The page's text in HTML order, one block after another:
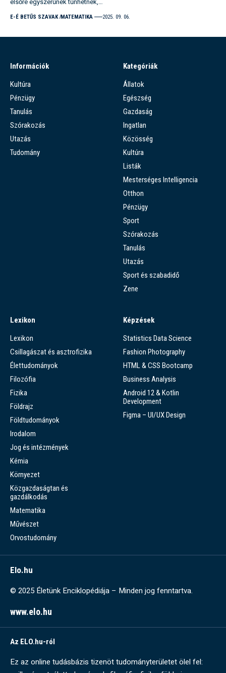
E-É BETŰS SZAVAK MATEMATIKA 2025. 09. 06.
Információk
Kultúra
Pénzügy
Tanulás
Szórakozás
Utazás
Tudomány
Kategóriák
Állatok
Egészség
Gazdaság
Ingatlan
Közösség
Kultúra
Listák
Mesterséges Intelligencia
Otthon
Pénzügy
Sport
Szórakozás
Tanulás
Utazás
Sport és szabadidő
Zene
Lexikon
Lexikon
Csillagászat és asztrofizika
Élettudományok
Filozófia
Fizika
Földrajz
Földtudományok
Irodalom
Jog és intézmények
Kémia
Környezet
Közgazdaságtan és
gazdálkodás
Matematika
Művészet
Orvostudomány
Képzések
Statistics Data Science
Fashion Photography
HTML & CSS Bootcamp
Business Analysis
Android 12 & Kotlin
Development
Figma – UI/UX Design
Elo.hu
© 2025 Életünk Enciklopédiája – Minden jog fenntartva.
www.elo.hu
Az ELO.hu-ról
Ez az online tudásbázis tizenöt tudományterületet ölel fel: